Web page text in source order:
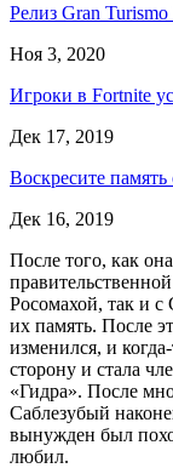
Релиз Gran Turismo
Ноя 3, 2020
Игроки в Fortnite
Дек 17, 2019
Воскресите
Дек 16, 2019
После того, как
Росомахой, так и с
их память. После
изменился, и
сторону и стала
«Гидра». После
Саблезубый
вынужден был
любил.